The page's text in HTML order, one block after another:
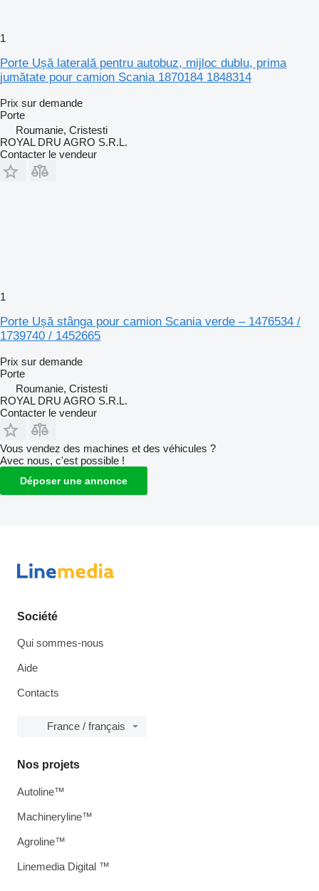
1
Porte Ușă laterală pentru autobuz, mijloc dublu, prima
jumătate pour camion Scania 1870184 1848314
Prix sur demande
Porte
Roumanie, Cristesti
ROYAL DRU AGRO S.R.L.
Contacter le vendeur
1
Porte Ușă stânga pour camion Scania verde – 1476534 /
1739740 / 1452665
Prix sur demande
Porte
Roumanie, Cristesti
ROYAL DRU AGRO S.R.L.
Contacter le vendeur
Vous vendez des machines et des véhicules ?
Avec nous, c'est possible !
Déposer une annonce
Société
Qui sommes-nous
Aide
Contacts
France / français
Nos projets
Autoline™
Machineryline™
Agroline™
Linemedia Digital ™